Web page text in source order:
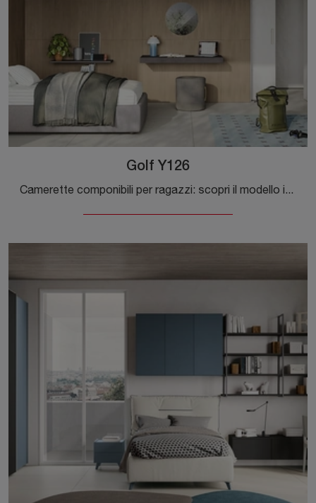
Golf Y126
Camerette componibili per ragazzi: scopri il modello in melaminico Golf Y126 di Colombini Casa per stanzette moderne.